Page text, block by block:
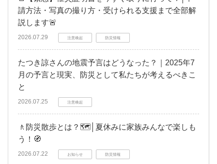
請方法・写真の撮り方・受けられる支援まで全部解
説します🚨
2026.07.29 注意喚起 防災情報
たつき諒さんの地震予言はどうなった？｜2025年7
月の予言と現実、防災として私たちが考えるべきこ
と
2026.07.25 注意喚起
🚶防災散歩とは？🗺️│夏休みに家族みんなで楽しも
う！🧭
2026.07.22 お知らせ 防災情報